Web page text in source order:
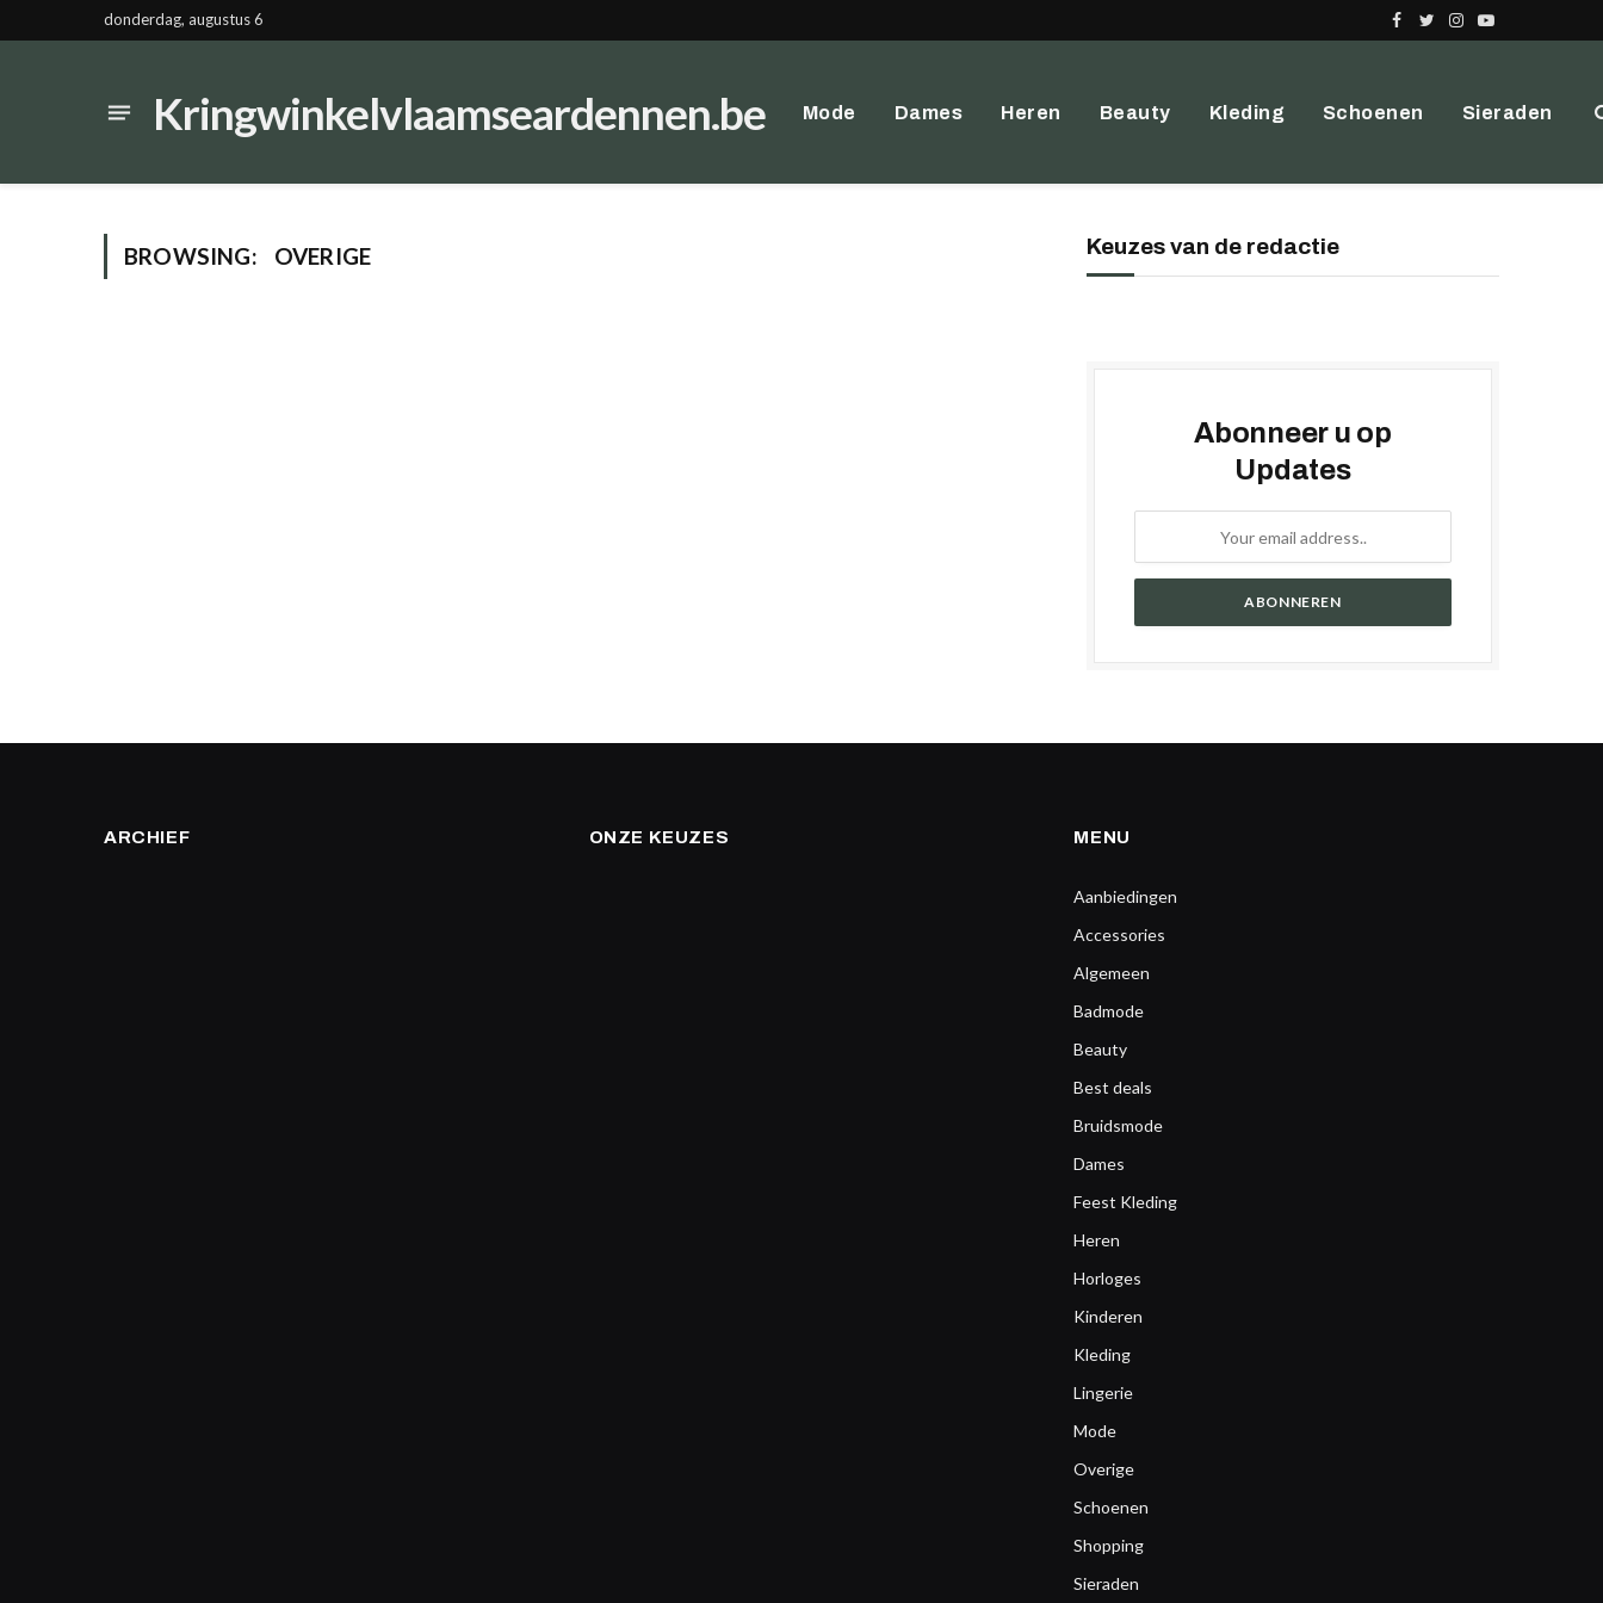
donderdag, augustus 6
Facebook
TwitterInstagram
YouTube
Kringwinkelvlaamseardennen.be Mode Dames Heren Beauty Kleding Schoenen Sieraden
BROWSING: OVERIGE Keuzes van de redactie
Abonneer u op
Updates
ARCHIEF ONZE KEUZES MENU
Aanbiedingen
Accessories
Algemeen
Badmode
Beauty
Best deals
Bruidsmode
Dames
Feest Kleding
Heren
Horloges
Kinderen
Kleding
Lingerie
Mode
Overige
Schoenen
Shopping
Sieraden